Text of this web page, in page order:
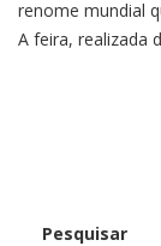
renome mundial
A feira, realizada
Pesquisar